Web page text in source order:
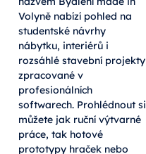
názvem Bydlení made in
Volyně nabízí pohled na
studentské návrhy
nábytku, interiérů i
rozsáhlé stavební projekty
zpracované v
profesionálních
softwarech. Prohlédnout si
můžete jak ruční výtvarné
práce, tak hotové